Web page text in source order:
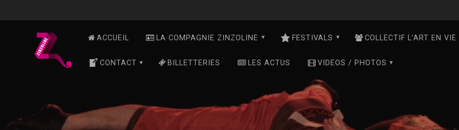
ACCUEIL LA COMPAGNIE ZINZOLINE FESTIVALS COLLECTIF L’ART EN VIE
CONTACT BILLETTERIES LES ACTUS VIDEOS / PHOTOS